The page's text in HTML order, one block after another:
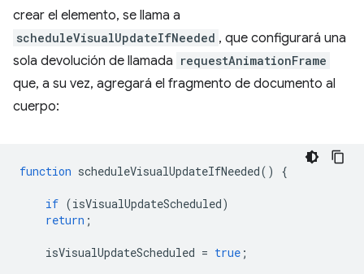
crear el elemento, se llama a
scheduleVisualUpdateIfNeeded , que configurará una
sola devolución de llamada requestAnimationFrame
que, a su vez, agregará el fragmento de documento al
cuerpo:
function scheduleVisualUpdateIfNeeded() {
if (isVisualUpdateScheduled)
return ;
isVisualUpdateScheduled = true ;